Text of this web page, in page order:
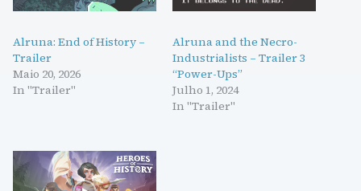
Alruna: End of History –
Trailer
Maio 20, 2026
In "Trailer"
Alruna and the Necro-
Industrialists – Trailer 3
“Power-Ups”
Julho 1, 2024
In "Trailer"